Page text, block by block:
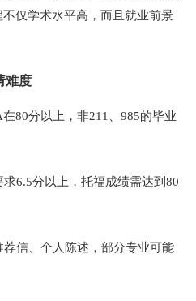
仅学术水平高，而且就业前景
难度
80分以上，非211、985的毕业
6.5分以上，托福成绩需达到80
信、个人陈述，部分专业可能